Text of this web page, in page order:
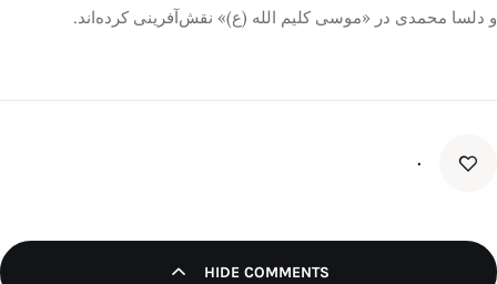
و دلسا محمدی در «موسی کلیم الله (ع)» نقش‌آفرینی کرده‌اند.
۰
HIDE COMMENTS